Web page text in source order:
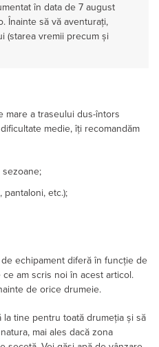
în data de 7 august
Înainte să vă aventurați,
(starea vremii precum și
mare a traseului dus-întors
medie, îți recomandăm
pantaloni, etc.);
echipament diferă în funcție de
am scris noi în acest articol.
de orice drumeie.
la tine pentru toată drumeția și să
mai ales dacă zona